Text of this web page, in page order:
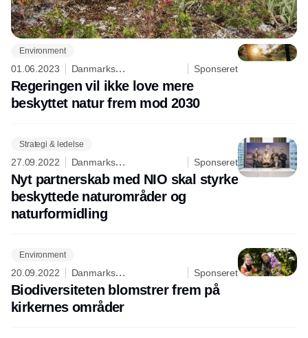
Environment
01.06.2023
Danmarks
Naturfredningsforening
Sponseret
Regeringen vil ikke love mere
beskyttet natur frem mod 2030
Strategi & ledelse
27.09.2022
Danmarks
Naturfredningsforening
Sponseret
Nyt partnerskab med NIO skal styrke
beskyttede naturområder og
naturformidling
Environment
20.09.2022
Danmarks
Naturfredningsforening
Sponseret
Biodiversiteten blomstrer frem på
kirkernes områder